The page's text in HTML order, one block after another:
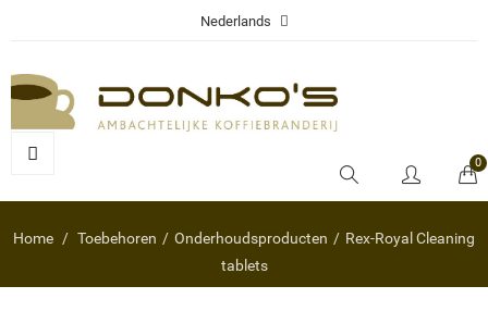
Nederlands
0
Home Toebehoren Onderhoudsproducten
Rex-Royal Cleaning
tablets